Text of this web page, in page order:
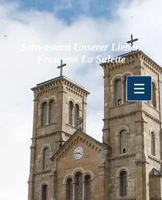
Schwestern Unserer Lieben
Frau von La Salette